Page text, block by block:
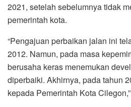
2021, setelah sebelumnya tidak
pemerintah kota.
“Pengajuan perbaikan jalan ini
2012. Namun, pada masa
berusaha keras menemukan
diperbaiki. Akhirnya, pada tahun
kepada Pemerintah Kota